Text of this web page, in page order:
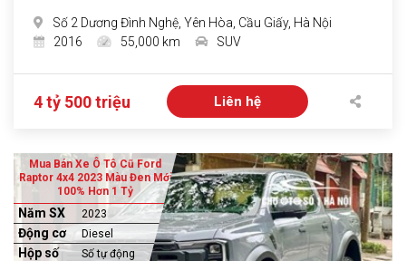
Số 2 Dương Đình Nghệ, Yên Hòa, Cầu Giấy, Hà Nội
2016
55,000 km SUV
4 tỷ 500 triệu Liên hệ
Mua Bán Xe Ô Tô Cũ Ford
Raptor 4x4 2023 Màu Đen Mới
100% Hơn 1 Tỷ
Năm SX 2023
Động cơ Diesel
Hộp số Số tự động